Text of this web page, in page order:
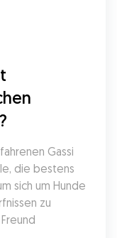
Gassi
die bestens
sich um Hunde
zu